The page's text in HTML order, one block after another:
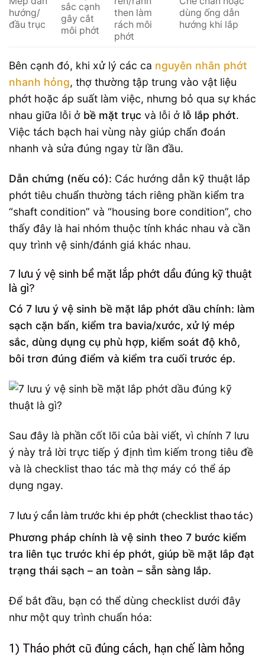
hướng/
đầu trục
sắc cạnh
gây cắt
môi phớt
then làm
rách môi
phớt
dùng ống dẫn
hướng khi lắp
Bên cạnh đó, khi xử lý các ca nguyên nhân phớt
nhanh hỏng, thợ thường tập trung vào vật liệu
phớt hoặc áp suất làm việc, nhưng bỏ qua sự khác
nhau giữa lỗi ở bề mặt trục và lỗi ở lỗ lắp phớt.
Việc tách bạch hai vùng này giúp chẩn đoán
nhanh và sửa đúng ngay từ lần đầu.
Dẫn chứng (nếu có): Các hướng dẫn kỹ thuật lắp
phớt tiêu chuẩn thường tách riêng phần kiểm tra
“shaft condition” và “housing bore condition”, cho
thấy đây là hai nhóm thuộc tính khác nhau và cần
quy trình vệ sinh/đánh giá khác nhau.
7 lưu ý vệ sinh bề mặt lắp phớt dầu đúng kỹ thuật
là gì?
Có 7 lưu ý vệ sinh bề mặt lắp phớt dầu chính: làm
sạch cặn bẩn, kiểm tra bavia/xước, xử lý mép
sắc, dùng dụng cụ phù hợp, kiểm soát độ khô,
bôi trơn đúng điểm và kiểm tra cuối trước ép.
Sau đây là phần cốt lõi của bài viết, vì chính 7 lưu
ý này trả lời trực tiếp ý định tìm kiếm trong tiêu đề
và là checklist thao tác mà thợ máy có thể áp
dụng ngay.
7 lưu ý cần làm trước khi ép phớt (checklist thao tác)
Phương pháp chính là vệ sinh theo 7 bước kiểm
tra liên tục trước khi ép phớt, giúp bề mặt lắp đạt
trạng thái sạch – an toàn – sẵn sàng lắp.
Để bắt đầu, bạn có thể dùng checklist dưới đây
như một quy trình chuẩn hóa:
1) Tháo phớt cũ đúng cách, hạn chế làm hỏng